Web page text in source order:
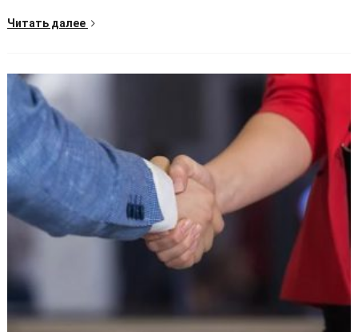
Читать далее